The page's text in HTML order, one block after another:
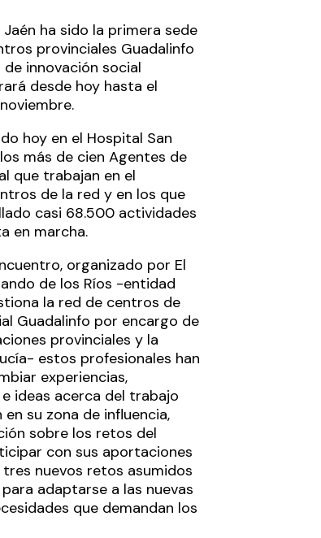
ha sido la primera sede
provinciales Guadalinfo
de innovación social
desde hoy hasta el
hoy en el Hospital San
más de cien Agentes de
que trabajan en el
de la red y en los que
casi 68.500 actividades
en marcha.
organizado por El
de los Ríos -entidad
la red de centros de
Guadalinfo por encargo de
provinciales y la
estos profesionales han
experiencias,
ideas acerca del trabajo
su zona de influencia,
sobre los retos del
con sus aportaciones
tres nuevos retos asumidos
adaptarse a las nuevas
que demandan los